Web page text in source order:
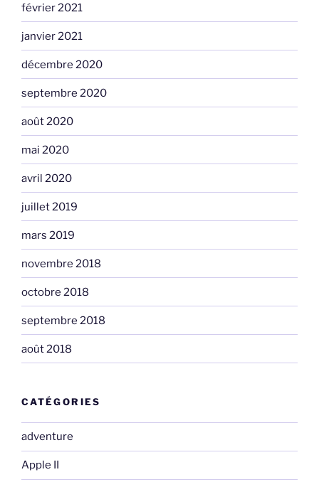
février 2021
janvier 2021
décembre 2020
septembre 2020
août 2020
mai 2020
avril 2020
juillet 2019
mars 2019
novembre 2018
octobre 2018
septembre 2018
août 2018
CATÉGORIES
adventure
Apple II